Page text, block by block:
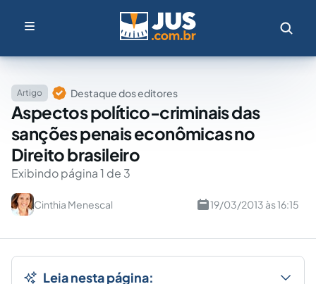
Artigo Destaque dos editores
Aspectos político-criminais das
sanções penais econômicas no
Direito brasileiro
Exibindo página 1 de 3
Cinthia Menescal 19/03/2013 às 16:15
Leia nesta página: